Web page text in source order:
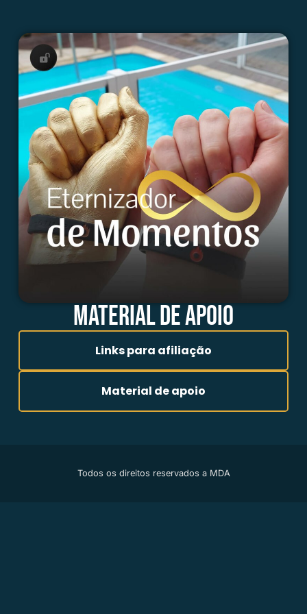
MATERIAL DE APOIO
Links para afiliação
Material de apoio
Todos os direitos reservados a MDA